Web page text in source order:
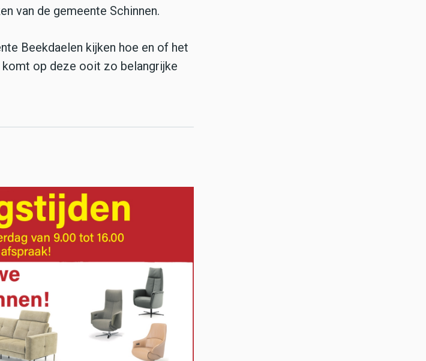
van de gemeente Schinnen.
Beekdaelen kijken hoe en of het
op deze ooit zo belangrijke